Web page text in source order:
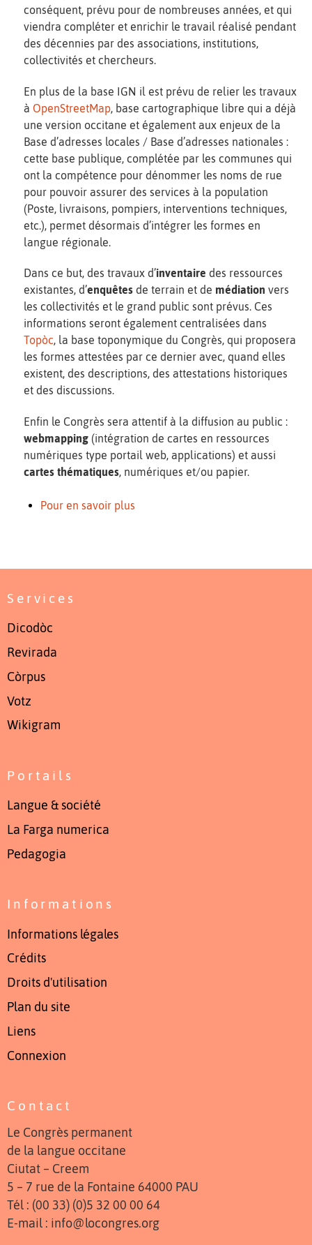
conséquent, prévu pour de nombreuses années, et qui
viendra compléter et enrichir le travail réalisé pendant
des décennies par des associations, institutions,
collectivités et chercheurs.
En plus de la base IGN il est prévu de relier les travaux
à OpenStreetMap, base cartographique libre qui a déjà
une version occitane et également aux enjeux de la
Base d’adresses locales / Base d’adresses nationales :
cette base publique, complétée par les communes qui
ont la compétence pour dénommer les noms de rue
pour pouvoir assurer des services à la population
(Poste, livraisons, pompiers, interventions techniques,
etc.), permet désormais d’intégrer les formes en
langue régionale.
Dans ce but, des travaux d’inventaire des ressources
existantes, d’enquêtes de terrain et de médiation vers
les collectivités et le grand public sont prévus. Ces
informations seront également centralisées dans
Topòc, la base toponymique du Congrès, qui proposera
les formes attestées par ce dernier avec, quand elles
existent, des descriptions, des attestations historiques
et des discussions.
Enfin le Congrès sera attentif à la diffusion au public :
webmapping (intégration de cartes en ressources
numériques type portail web, applications) et aussi
cartes thématiques, numériques et/ou papier.
Pour en savoir plus
Services
Dicodòc
Revirada
Còrpus
Votz
Wikigram
Portails
Langue & société
La Farga numerica
Pedagogia
Informations
Informations légales
Crédits
Droits d'utilisation
Plan du site
Liens
Connexion
Contact
Le Congrès permanent
de la langue occitane
Ciutat – Creem
5 – 7 rue de la Fontaine 64000 PAU
Tél : (00 33) (0)5 32 00 00 64
E-mail : info@locongres.org